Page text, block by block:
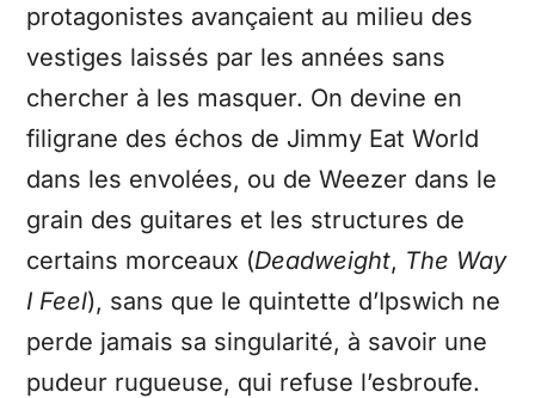
protagonistes avançaient au milieu des
vestiges laissés par les années sans
chercher à les masquer. On devine en
filigrane des échos de Jimmy Eat World
dans les envolées, ou de Weezer dans le
grain des guitares et les structures de
certains morceaux (Deadweight, The Way
I Feel), sans que le quintette d’Ipswich ne
perde jamais sa singularité, à savoir une
pudeur rugueuse, qui refuse l’esbroufe.